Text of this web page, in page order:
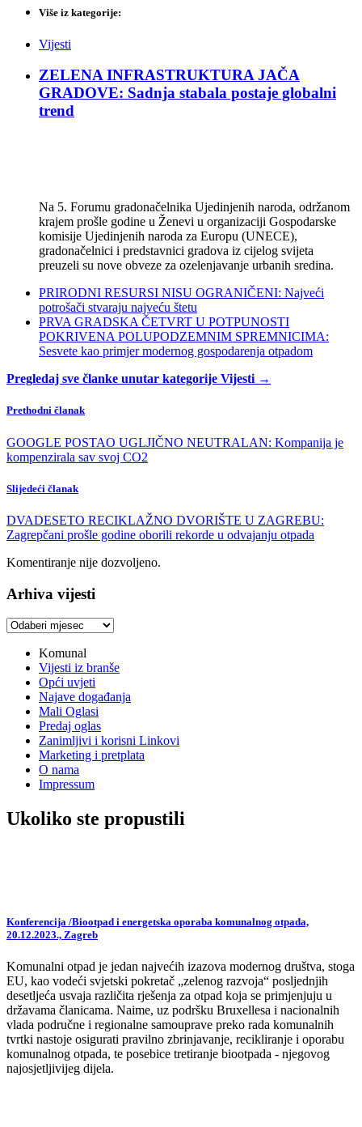
Više iz kategorije:
Vijesti
ZELENA INFRASTRUKTURA JAČA
GRADOVE: Sadnja stabala postaje globalni
trend
Na 5. Forumu gradonačelnika Ujedinjenih naroda, održanom
krajem prošle godine u Ženevi u organizaciji Gospodarske
komisije Ujedinjenih naroda za Europu (UNECE),
gradonačelnici i predstavnici gradova iz cijelog svijeta
preuzeli su nove obveze za ozelenjavanje urbanih sredina.
PRIRODNI RESURSI NISU OGRANIČENI: Najveći
potrošači stvaraju najveću štetu
PRVA GRADSKA ČETVRT U POTPUNOSTI
POKRIVENA POLUPODZEMNIM SPREMNICIMA:
Sesvete kao primjer modernog gospodarenja otpadom
Pregledaj sve članke unutar kategorije Vijesti →
Prethodni članak
GOOGLE POSTAO UGLJIČNO NEUTRALAN: Kompanija je
kompenzirala sav svoj CO2
Slijedeći članak
DVADESETO RECIKLAŽNO DVORIŠTE U ZAGREBU:
Zagrepčani prošle godine oborili rekorde u odvajanju otpada
Komentiranje nije dozvoljeno.
Arhiva vijesti
Arhiva
Komunal
Vijesti iz branše
Opći uvjeti
Najave događanja
Mali Oglasi
Predaj oglas
Zanimljivi i korisni Linkovi
Marketing i pretplata
O nama
Impressum
Ukoliko ste propustili
Konferencija /Biootpad i energetska oporaba komunalnog otpada,
20.12.2023., Zagreb
Komunalni otpad je jedan najvećih izazova modernog društva, stoga
EU, kao vodeći svjetski pokretač „zelenog razvoja“ posljednjih
desetljeća usvaja različita rješenja za otpad koja se primjenjuju u
državama članicama. Naime, uz podršku Bruxellesa i nacionalnih
vlada područne i regionalne samouprave preko rada komunalnih
tvrtki nastoje osigurati pravilno zbrinjavanje, recikliranje i oporabu
komunalnog otpada, te posebice tretiranje biootpada - njegovog
najosjetljivijeg dijela.